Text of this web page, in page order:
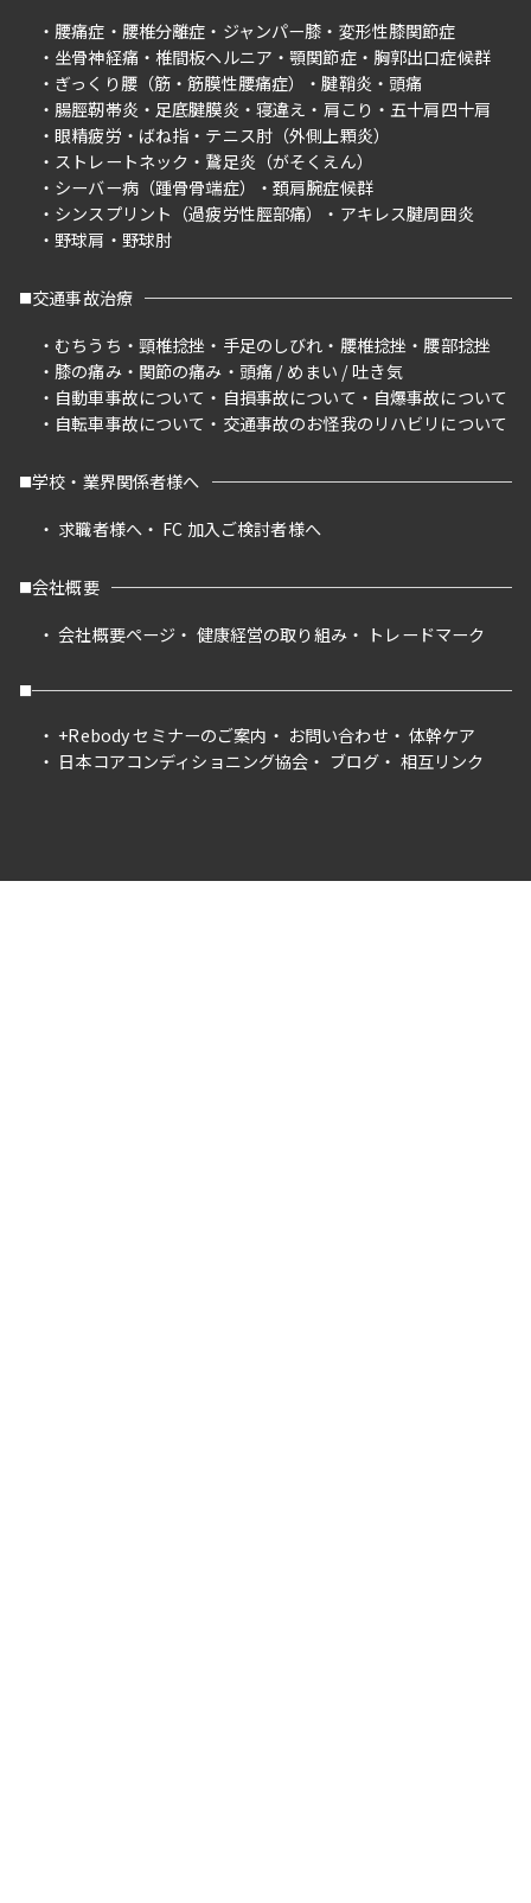
腰痛症
腰椎分離症 ジャンパー膝
変形性膝関節症
坐骨神経痛
椎間板ヘルニア 顎関節症
胸郭出口症候群
ぎっくり腰（筋・筋膜性腰痛症）
腱鞘炎
頭痛
腸脛靭帯炎
足底腱膜炎 寝違え 肩こり
五十肩四十肩
眼精疲労
ばね指
テニス肘（外側上顆炎）
ストレートネック
鵞足炎（がそくえん）
シーバー病（踵骨骨端症）
頚肩腕症候群
シンスプリント（過疲労性脛部痛）
アキレス腱周囲炎
野球肩
野球肘
交通事故治療
むちうち
頸椎捻挫 手足のしびれ 腰椎捻挫
腰部捻挫
膝の痛み
関節の痛み
頭痛 / めまい / 吐き気
自動車事故について
自損事故について
自爆事故について
自転車事故について
交通事故のお怪我のリハビリについて
学校・業界関係者様へ
求職者様へ
FC 加入ご検討者様へ
会社概要
会社概要ページ
健康経営の取り組み トレードマーク
+Rebody セミナーのご案内 お問い合わせ
体幹ケア
日本コアコンディショニング協会
ブログ 相互リンク